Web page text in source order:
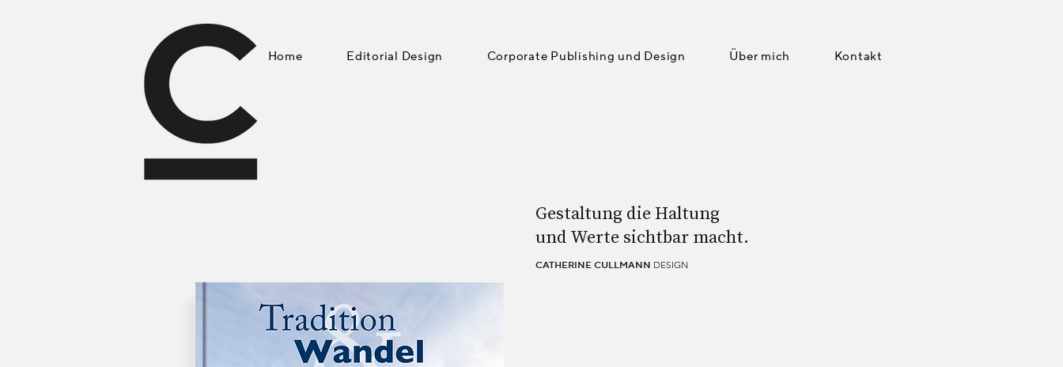
Home Editorial Design Corporate Publishing und Design Über mich Kontakt
Gestaltung die Haltung
und Werte sichtbar macht.
CATHERINE CULLMANN DESIGN